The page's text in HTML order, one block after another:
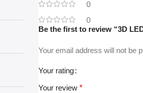
0
0
Be the first to review “3D
Your email address will not be
Your rating
Your review*